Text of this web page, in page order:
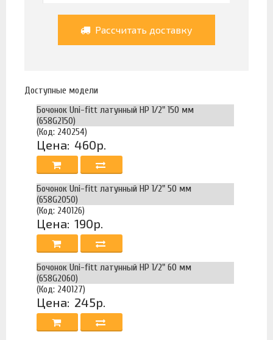
Рассчитать доставку
Доступные модели
Бочонок Uni-fitt латунный НР 1/2" 150 мм
(658G2150)
(Код: 240254)
Цена: 460р.
Бочонок Uni-fitt латунный НР 1/2" 50 мм
(658G2050)
(Код: 240126)
Цена: 190р.
Бочонок Uni-fitt латунный НР 1/2" 60 мм
(658G2060)
(Код: 240127)
Цена: 245р.